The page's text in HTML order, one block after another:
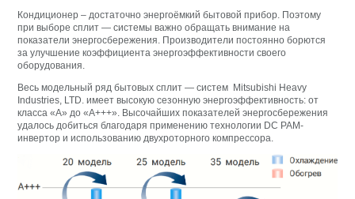
Кондиционер – достаточно энергоёмкий бытовой прибор. Поэтому
при выборе сплит — системы важно обращать внимание на
показатели энергосбережения. Производители постоянно борются
за улучшение коэффициента энергоэффективности своего
оборудования.
Весь модельный ряд бытовых сплит — систем Mitsubishi Heavy
Industries, LTD. имеет высокую сезонную энергоэффективность: от
класса «А» до «А+++». Высочайших показателей энергосбережения
удалось добиться благодаря применению технологии DC PAM-
инвертор и использованию двухроторного компрессора.